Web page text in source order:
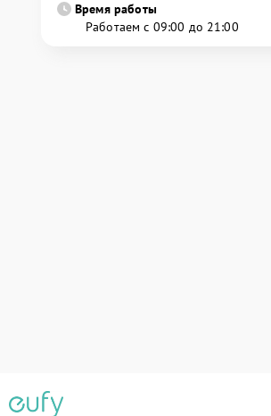
Время работы
Работаем с 09:00 до 21:00